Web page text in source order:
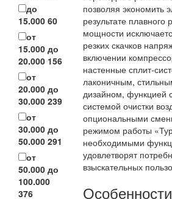
до
15.000 60
от
15.000 до
20.000 156
от
20.000 до
30.000 239
от
30.000 до
50.000 291
от
50.000 до
100.000
376
позволяя экономить
результате плавного
мощности
резких скачков
включении
настенные сплит-
лаконичным,
дизайном, функцией
системой очистки
опциональными
режимом работы
необходимыми
удовлетворят
взыскательных
Особенности